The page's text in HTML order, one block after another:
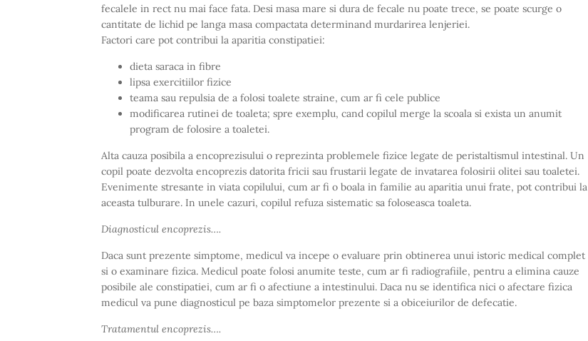
fecalele in rect nu mai face fata. Desi masa mare si dura de fecale nu poate trece, se poate scurge o
cantitate de lichid pe langa masa compactata determinand murdarirea lenjeriei.
Factori care pot contribui la aparitia constipatiei:
dieta saraca in fibre
lipsa exercitiilor fizice
teama sau repulsia de a folosi toalete straine, cum ar fi cele publice
modificarea rutinei de toaleta; spre exemplu, cand copilul merge la scoala si exista un anumit
program de folosire a toaletei.
Alta cauza posibila a encoprezisului o reprezinta problemele fizice legate de peristaltismul intestinal. Un
copil poate dezvolta encoprezis datorita fricii sau frustarii legate de invatarea folosirii olitei sau toaletei.
Evenimente stresante in viata copilului, cum ar fi o boala in familie au aparitia unui frate, pot contribui la
aceasta tulburare. In unele cazuri, copilul refuza sistematic sa foloseasca toaleta.
Diagnosticul encoprezis….
Daca sunt prezente simptome, medicul va incepe o evaluare prin obtinerea unui istoric medical complet
si o examinare fizica. Medicul poate folosi anumite teste, cum ar fi radiografiile, pentru a elimina cauze
posibile ale constipatiei, cum ar fi o afectiune a intestinului. Daca nu se identifica nici o afectare fizica
medicul va pune diagnosticul pe baza simptomelor prezente si a obiceiurilor de defecatie.
Tratamentul encoprezis….